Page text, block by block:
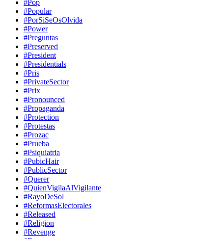
#Pop
#Popular
#PorSiSeOsOlvida
#Power
#Preguntas
#Preserved
#President
#Presidentials
#Pris
#PrivateSector
#Prix
#Pronounced
#Propaganda
#Protection
#Protestas
#Prozac
#Prueba
#Psiquiatria
#PubicHair
#PublicSector
#Querer
#QuienVigilaAlVigilante
#RayoDeSol
#ReformasElectorales
#Released
#Religion
#Revenge